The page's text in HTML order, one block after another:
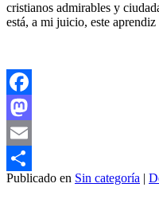
cristianos admirables y
está, a mi juicio, este
Facebook
Mastodon
Email
Compartir
Publicado en Sin categoría |